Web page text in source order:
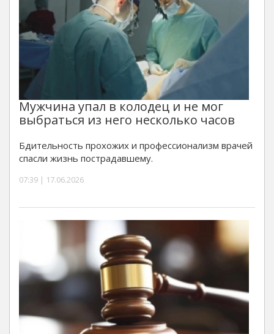
Мужчина упал в колодец и не мог
выбраться из него несколько часов
Бдительность прохожих и профессионализм врачей
спасли жизнь пострадавшему.
07:39 | 17.06.2026